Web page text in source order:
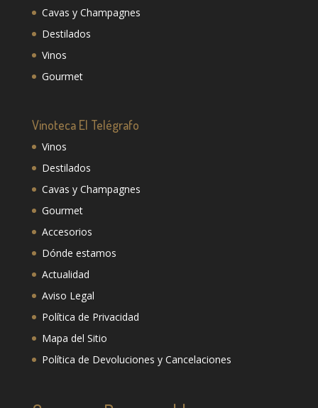
Cavas y Champagnes
Destilados
Vinos
Gourmet
Vinoteca El Telégrafo
Vinos
Destilados
Cavas y Champagnes
Gourmet
Accesorios
Dónde estamos
Actualidad
Aviso Legal
Política de Privacidad
Mapa del Sitio
Política de Devoluciones y Cancelaciones